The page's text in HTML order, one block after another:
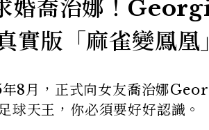
婚喬治娜！
實版「麻雀變鳳凰」
8月，正式向女友喬治娜
球天王，你必須要好好認識。